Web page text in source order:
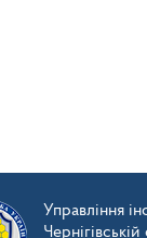
Управління
Чернігівській